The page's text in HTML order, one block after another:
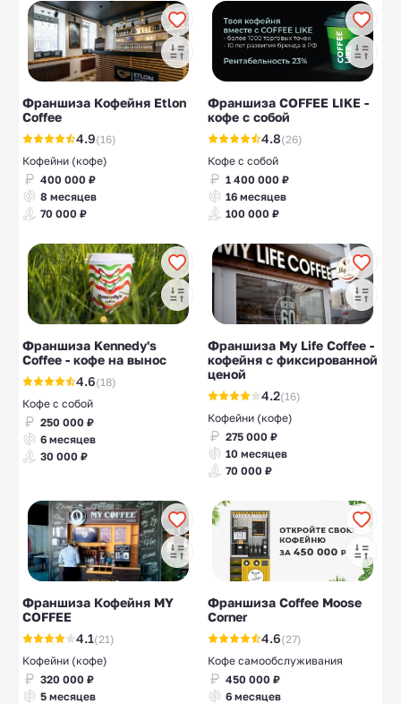
Франшиза Кофейня Etlon
Coffee
4.9(16)
Кофейни (кофе)
400 000 ₽
8 месяцев
70 000 ₽
Франшиза COFFEE LIKE -
кофе с собой
4.8(26)
Кофе с собой
1 400 000 ₽
16 месяцев
100 000 ₽
Франшиза Kennedy's
Coffee - кофе на вынос
4.6(18)
Кофе с собой
250 000 ₽
6 месяцев
30 000 ₽
Франшиза My Life Coffee -
кофейня с фиксированной
ценой
4.2(16)
Кофейни (кофе)
275 000 ₽
10 месяцев
70 000 ₽
Франшиза Кофейня MY
COFFEE
4.1(21)
Кофейни (кофе)
320 000 ₽
5 месяцев
Франшиза Coffee Moose
Corner
4.6(27)
Кофе самообслуживания
450 000 ₽
6 месяцев